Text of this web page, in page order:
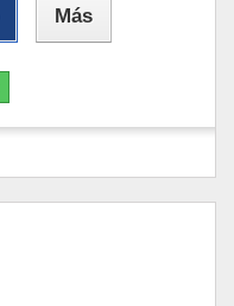
Más